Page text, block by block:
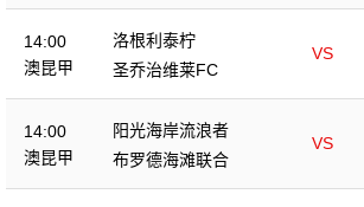
14:00
澳昆甲
洛根利泰柠
VS
圣乔治维莱FC
14:00
澳昆甲
阳光海岸流浪者
VS
布罗德海滩联合